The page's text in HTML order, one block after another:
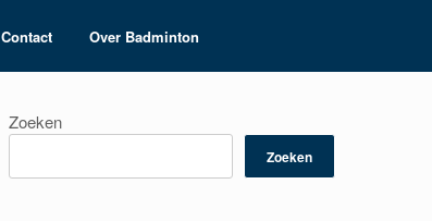
Contact Over Badminton
Zoeken
Zoeken